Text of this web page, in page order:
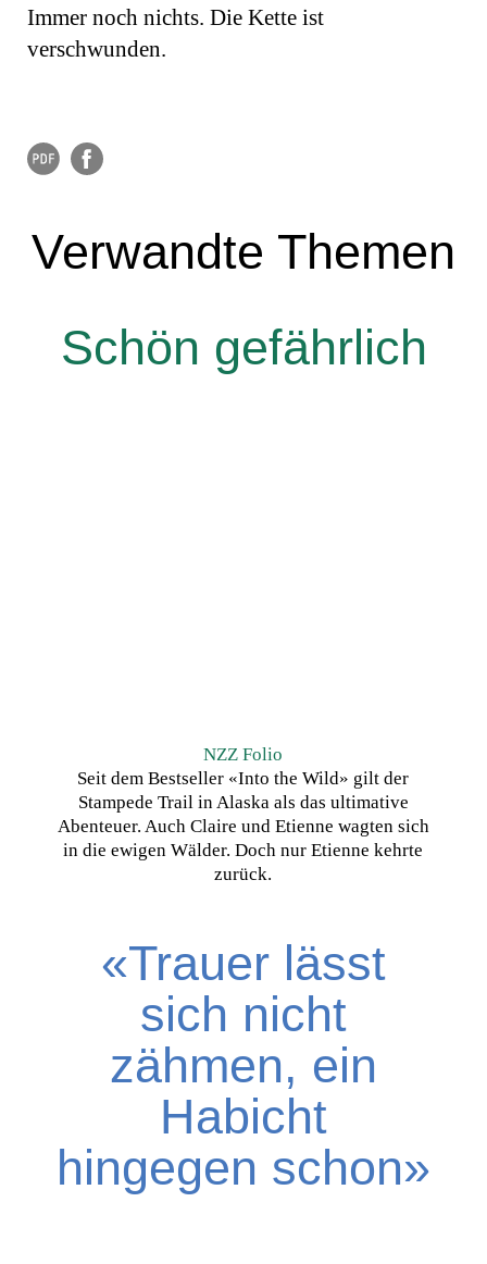
Immer noch nichts. Die Kette ist
verschwunden.
Verwandte Themen
Schön gefährlich
NZZ Folio
Seit dem Bestseller «Into the Wild» gilt der
Stampede Trail in Alaska als das ultimative
Abenteuer. Auch Claire und Etienne wagten sich
in die ewigen Wälder. Doch nur Etienne kehrte
zurück.
«Trauer lässt
sich nicht
zähmen, ein
Habicht
hingegen schon»